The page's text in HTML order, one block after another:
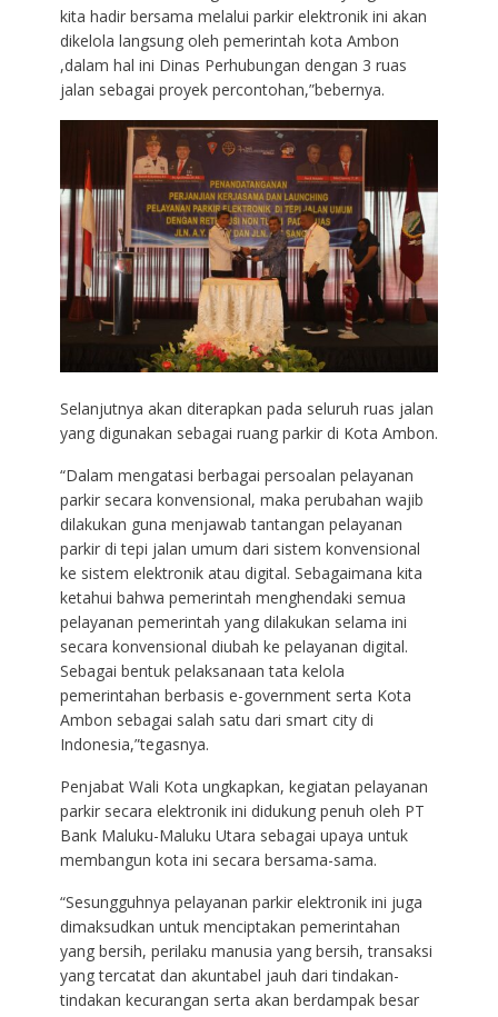
kita hadir bersama melalui parkir elektronik ini akan
dikelola langsung oleh pemerintah kota Ambon
,dalam hal ini Dinas Perhubungan dengan 3 ruas
jalan sebagai proyek percontohan,”bebernya.
Selanjutnya akan diterapkan pada seluruh ruas jalan
yang digunakan sebagai ruang parkir di Kota Ambon.
“Dalam mengatasi berbagai persoalan pelayanan
parkir secara konvensional, maka perubahan wajib
dilakukan guna menjawab tantangan pelayanan
parkir di tepi jalan umum dari sistem konvensional
ke sistem elektronik atau digital. Sebagaimana kita
ketahui bahwa pemerintah menghendaki semua
pelayanan pemerintah yang dilakukan selama ini
secara konvensional diubah ke pelayanan digital.
Sebagai bentuk pelaksanaan tata kelola
pemerintahan berbasis e-government serta Kota
Ambon sebagai salah satu dari smart city di
Indonesia,”tegasnya.
Penjabat Wali Kota ungkapkan, kegiatan pelayanan
parkir secara elektronik ini didukung penuh oleh PT
Bank Maluku-Maluku Utara sebagai upaya untuk
membangun kota ini secara bersama-sama.
“Sesungguhnya pelayanan parkir elektronik ini juga
dimaksudkan untuk menciptakan pemerintahan
yang bersih, perilaku manusia yang bersih, transaksi
yang tercatat dan akuntabel jauh dari tindakan-
tindakan kecurangan serta akan berdampak besar